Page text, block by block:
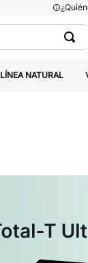
LÍNEA NATURAL